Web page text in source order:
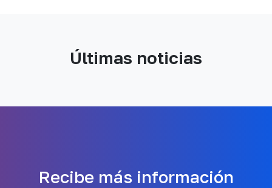
Últimas noticias
Recibe más información